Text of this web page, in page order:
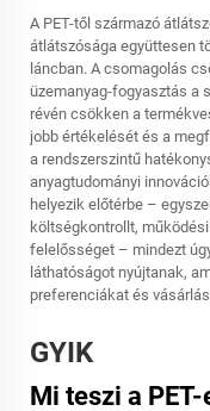
A PET-től származó
átlátszósága együttesen
láncban. A csomagolás
üzemanyag-fogyasztás a
révén csökken a
jobb értékelését és a
a rendszerszintű
anyagtudományi
helyezik előtérbe –
költségkontrollt,
felelősséget – mindezt
láthatóságot nyújtanak,
preferenciákat és
GYIK
Mi teszi a